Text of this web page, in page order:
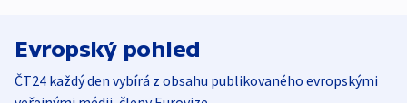
Evropský pohled
ČT24 každý den vybírá z obsahu publikovaného evropskými